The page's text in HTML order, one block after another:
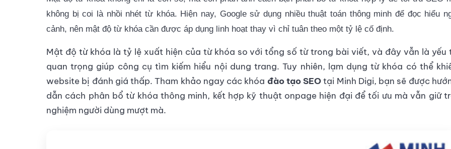
không bị coi là nhồi nhét từ khóa. Hiện nay, Google sử dụng nhiều thuật toán thông minh để đọc hiểu
cảnh, nên mật độ từ khóa cần được áp dụng linh hoạt thay vì chỉ tuân theo một tỷ lệ cố định.
Mật độ từ khóa là tỷ lệ xuất hiện của từ khóa so với tổng số từ trong bài viết, và đây vẫn là yếu
quan trọng giúp công cụ tìm kiếm hiểu nội dung trang. Tuy nhiên, lạm dụng từ khóa có thể
website bị đánh giá thấp. Tham khảo ngay các khóa đào tạo SEOtại Minh Digi, bạn sẽ được
dẫn cách phân bổ từ khóa thông minh, kết hợp kỹ thuật onpage hiện đại để tối ưu mà vẫn giữ
nghiệm người dùng mượt mà.